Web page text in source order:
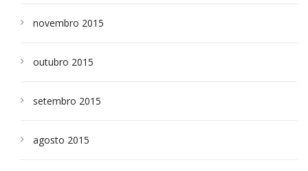
novembro 2015
outubro 2015
setembro 2015
agosto 2015